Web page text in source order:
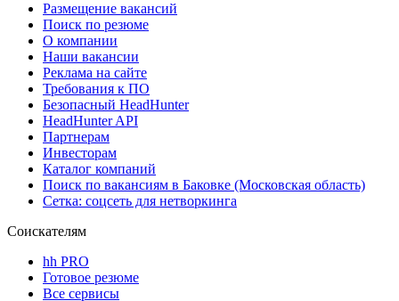
Размещение вакансий
Поиск по резюме
О компании
Наши вакансии
Реклама на сайте
Требования к ПО
Безопасный HeadHunter
HeadHunter API
Партнерам
Инвесторам
Каталог компаний
Поиск по вакансиям в Баковке (Московская область)
Сетка: соцсеть для нетворкинга
Соискателям
hh PRO
Готовое резюме
Все сервисы